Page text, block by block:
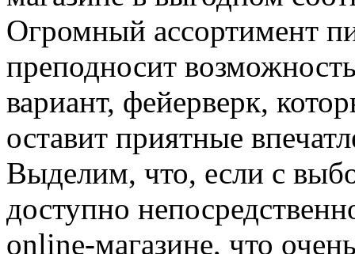
Огромный ассортимент
преподносит
вариант, фейерверк,
оставит приятные
Выделим, что, если с
доступно
online-магазине, что